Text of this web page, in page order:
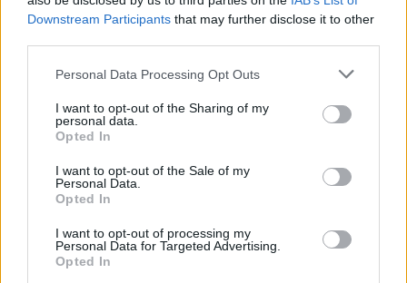
Downstream Participants that may further disclose it to other
Personal Data Processing Opt Outs
I want to opt-out of the Sharing of my
personal data.
Opted In
I want to opt-out of the Sale of my
Personal Data.
Opted In
I want to opt-out of processing my
Personal Data for Targeted Advertising.
Opted In
ΔΕΙΤΕ ΕΠΙΣΗΣ
ΣΤΗΝ ΙΔΙΑ ΚΑΤΗΓΟΡΙΑ
Τους είδαν με δαχτυλίδι
αρραβώνων στο Παρίσι ‑
το επόμενο βήμα;
ΣΉΜΕΡΑ